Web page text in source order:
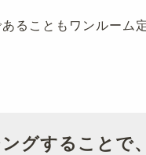
あることもワンルーム
グすることで